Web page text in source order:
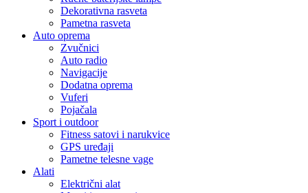
Dekorativna rasveta
Pametna rasveta
Auto oprema
Zvučnici
Auto radio
Navigacije
Dodatna oprema
Vuferi
Pojačala
Sport i outdoor
Fitness satovi i narukvice
GPS uređaji
Pametne telesne vage
Alati
Električni alat